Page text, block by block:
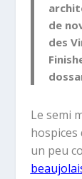
de
des
Le semi
un peu